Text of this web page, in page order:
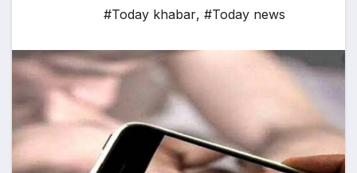
#Today khabar, #Today news